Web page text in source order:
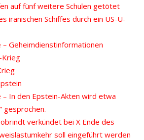
auf fünf weitere Schulen getötet
iranischen Schiffes durch ein US-U-
Geheimdienstinformationen
Krieg
In den Epstein-Akten wird etwa
gesprochen.
verkündet bei X Ende des
soll eingeführt werden